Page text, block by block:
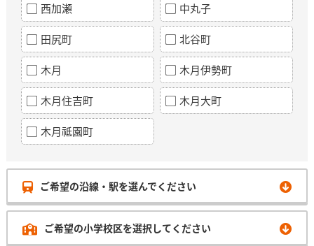
西加瀬 中丸子
田尻町 北谷町
木月 木月伊勢町
木月住吉町 木月大町
木月祗園町
ご希望の沿線・駅を選んでください
ご希望の小学校区を選択してください